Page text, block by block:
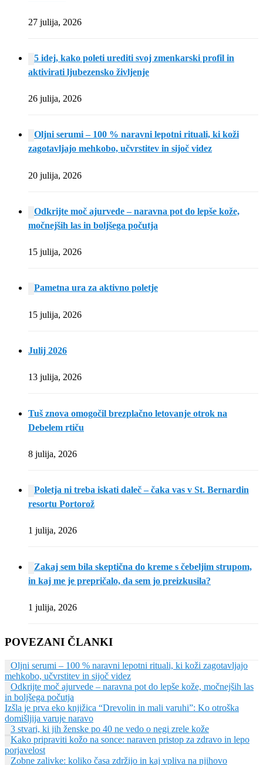
27 julija, 2026
5 idej, kako poleti urediti svoj zmenkarski profil in
aktivirati ljubezensko življenje
26 julija, 2026
Oljni serumi – 100 % naravni lepotni rituali, ki koži
zagotavljajo mehkobo, učvrstitev in sijoč videz
20 julija, 2026
Odkrijte moč ajurvede – naravna pot do lepše kože,
močnejših las in boljšega počutja
15 julija, 2026
Pametna ura za aktivno poletje
15 julija, 2026
Julij 2026
13 julija, 2026
Tuš znova omogočil brezplačno letovanje otrok na
Debelem rtiču
8 julija, 2026
Poletja ni treba iskati daleč – čaka vas v St. Bernardin
resortu Portorož
1 julija, 2026
Zakaj sem bila skeptična do kreme s čebeljim strupom,
in kaj me je prepričalo, da sem jo preizkusila?
1 julija, 2026
POVEZANI ČLANKI
Oljni serumi – 100 % naravni lepotni rituali, ki koži zagotavljajo
mehkobo, učvrstitev in sijoč videz
Odkrijte moč ajurvede – naravna pot do lepše kože, močnejših las
in boljšega počutja
Izšla je prva eko knjižica “Drevolin in mali varuhi”: Ko otroška
domišljija varuje naravo
3 stvari, ki jih ženske po 40 ne vedo o negi zrele kože
Kako pripraviti kožo na sonce: naraven pristop za zdravo in lepo
porjavelost
Zobne zalivke: koliko časa zdržijo in kaj vpliva na njihovo